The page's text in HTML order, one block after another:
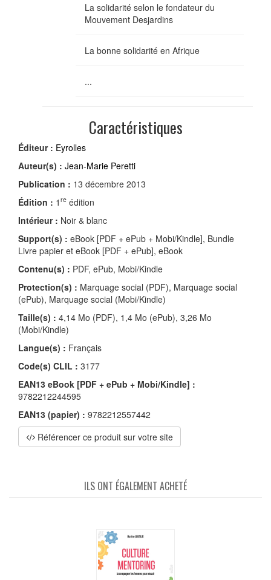
La solidarité selon le fondateur du
Mouvement Desjardins
La bonne solidarité en Afrique
...
Caractéristiques
Éditeur : Eyrolles
Auteur(s) : Jean-Marie Peretti
Publication : 13 décembre 2013
Édition : 1 re édition
Intérieur : Noir & blanc
Support(s) : eBook [PDF + ePub + Mobi/Kindle], Bundle
Livre papier et eBook [PDF + ePub], eBook
Contenu(s) : PDF, ePub, Mobi/Kindle
Protection(s) : Marquage social (PDF), Marquage social
(ePub), Marquage social (Mobi/Kindle)
Taille(s) : 4,14 Mo (PDF), 1,4 Mo (ePub), 3,26 Mo
(Mobi/Kindle)
Langue(s) : Français
Code(s) CLIL : 3177
EAN13 eBook [PDF + ePub + Mobi/Kindle] :
9782212244595
EAN13 (papier) : 9782212557442
Référencer ce produit sur votre site
ILS ONT ÉGALEMENT ACHETÉ